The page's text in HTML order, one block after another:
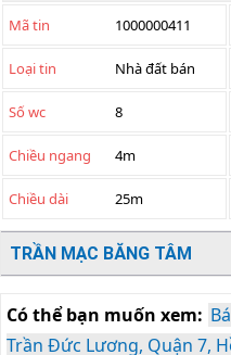
Mã tin 1000000411
Loại tin Nhà đất bán
Số wc 8
Chiều ngang 4m
Chiều dài 25m
TRẦN MẠC BĂNG TÂM
Có thể bạn muốn xem:
Trần Đức Lương, Quận 7,